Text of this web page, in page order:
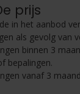
prijs
in het aanbod
als gevolg van
binnen 3
bepalingen.
vanaf 3